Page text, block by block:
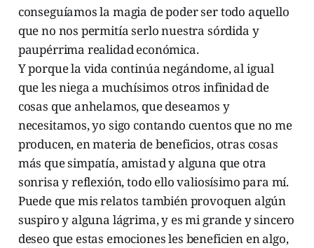
conseguíamos la magia de poder ser todo aquello
que no nos permitía serlo nuestra sórdida y
paupérrima realidad económica.
Y porque la vida continúa negándome, al igual
que les niega a muchísimos otros infinidad de
cosas que anhelamos, que deseamos y
necesitamos, yo sigo contando cuentos que no me
producen, en materia de beneficios, otras cosas
más que simpatía, amistad y alguna que otra
sonrisa y reflexión, todo ello valiosísimo para mí.
Puede que mis relatos también provoquen algún
suspiro y alguna lágrima, y es mi grande y sincero
deseo que estas emociones les beneficien en algo,